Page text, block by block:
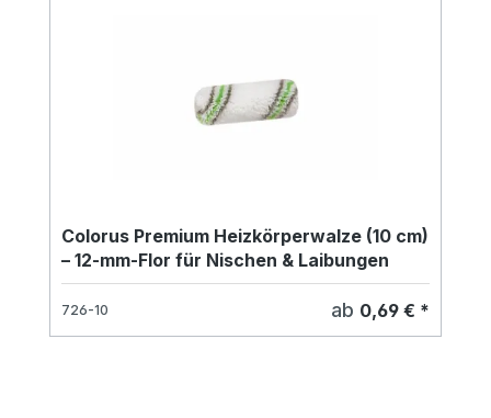
Colorus Premium Heizkörperwalze (10 cm)
– 12-mm-Flor für Nischen & Laibungen
726-10 ab 0,69 € *